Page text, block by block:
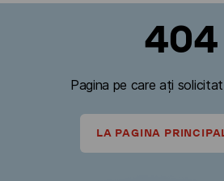
404
Pagina pe care ați
LA PAGINA